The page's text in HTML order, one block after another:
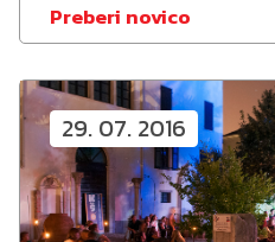
Preberi novico
29. 07. 2016